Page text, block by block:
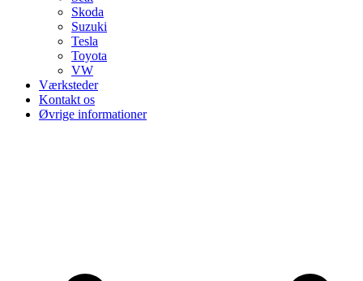
Skoda
Suzuki
Tesla
Toyota
VW
Værksteder
Kontakt os
Øvrige informationer